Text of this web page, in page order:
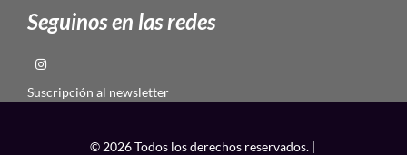
Seguinos en las redes
Suscripción al newsletter
© 2026 Todos los derechos reservados. |